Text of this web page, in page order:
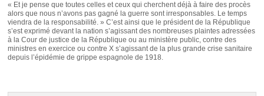
« Et je pense que toutes celles et ceux qui cherchent déjà à faire des procès
alors que nous n’avons pas gagné la guerre sont irresponsables. Le temps
viendra de la responsabilité. » C’est ainsi que le président de la République
s’est exprimé devant la nation s’agissant des nombreuses plaintes adressées
à la Cour de justice de la République ou au ministère public, contre des
ministres en exercice ou contre X s’agissant de la plus grande crise sanitaire
depuis l’épidémie de grippe espagnole de 1918.